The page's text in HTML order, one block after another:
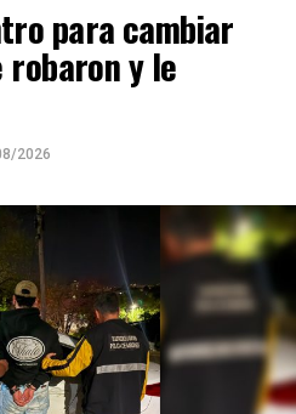
para cambiar
robaron y le
2026